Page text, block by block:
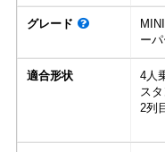
グレード
ー
適合形状
4人
ス
2列